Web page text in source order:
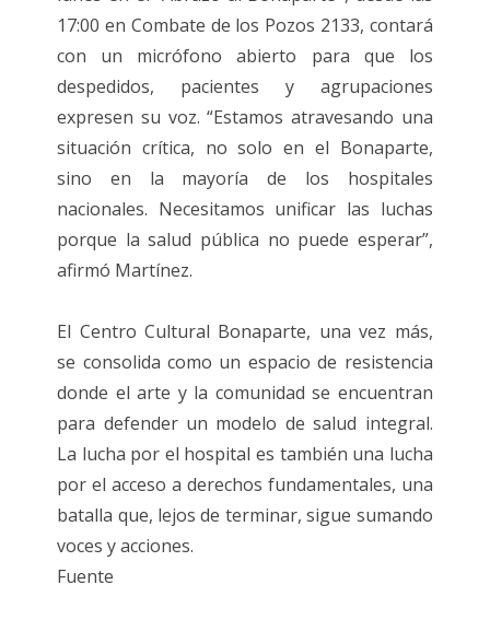
17:00 en Combate de los Pozos 2133, contará
con un micrófono abierto para que los
despedidos, pacientes y agrupaciones
expresen su voz. “Estamos atravesando una
situación crítica, no solo en el Bonaparte,
sino en la mayoría de los hospitales
nacionales. Necesitamos unificar las luchas
porque la salud pública no puede esperar”,
afirmó Martínez.
El Centro Cultural Bonaparte, una vez más,
se consolida como un espacio de resistencia
donde el arte y la comunidad se encuentran
para defender un modelo de salud integral.
La lucha por el hospital es también una lucha
por el acceso a derechos fundamentales, una
batalla que, lejos de terminar, sigue sumando
voces y acciones.
Fuente